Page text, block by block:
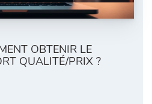
OBTENIR LE
QUALITÉ/PRIX ?